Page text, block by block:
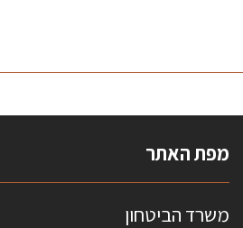
מפת האתר
משרד הביטחון